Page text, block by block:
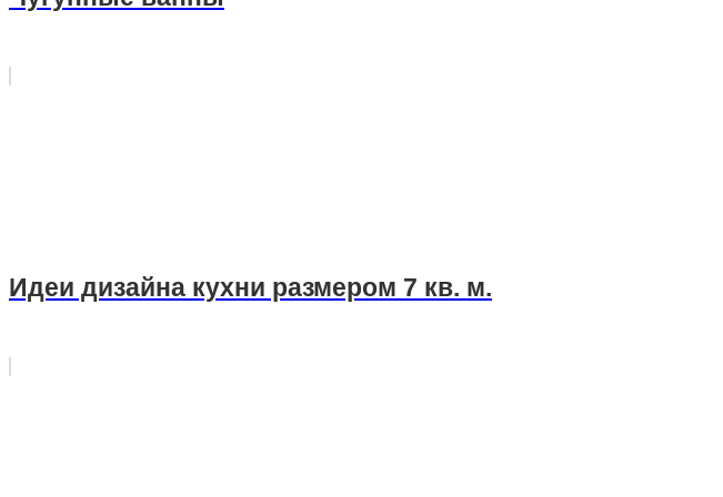
Идеи дизайна кухни размером 7 кв. м.